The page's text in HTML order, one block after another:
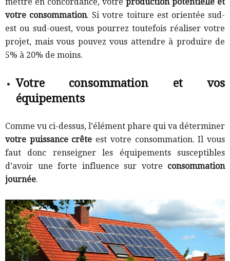
votre consommation. Si votre toiture est orientée sud-
est ou sud-ouest, vous pourrez toutefois réaliser votre
projet, mais vous pouvez vous attendre à produire de
5% à 20% de moins.
Votre consommation et vos
équipements
Comme vu ci-dessus, l’élément phare qui va déterminer
votre puissance crête est votre consommation. Il vous
faut donc renseigner les équipements susceptibles
d’avoir une forte influence sur votre consommation
journée.